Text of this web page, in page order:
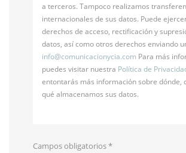
a terceros. Tampoco realizamos
internacionales de sus datos. Puede
derechos de acceso, rectificación y
datos, así como otros derechos enviando
info@comunicacionycia.com Para más
puedes visitar nuestra Política de
entontarás más información sobre dónde,
qué almacenamos sus datos.
Campos obligatorios*